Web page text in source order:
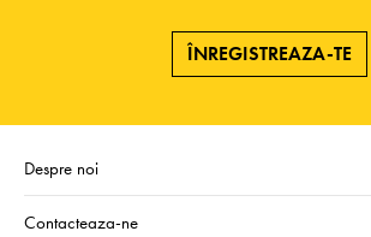
ÎNREGISTREAZA-TE
Despre noi
Contacteaza-ne